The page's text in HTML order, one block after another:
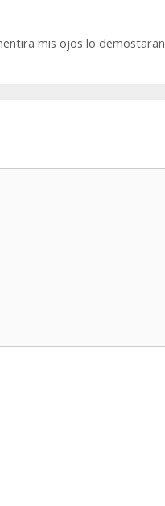
mis ojos lo demostaran